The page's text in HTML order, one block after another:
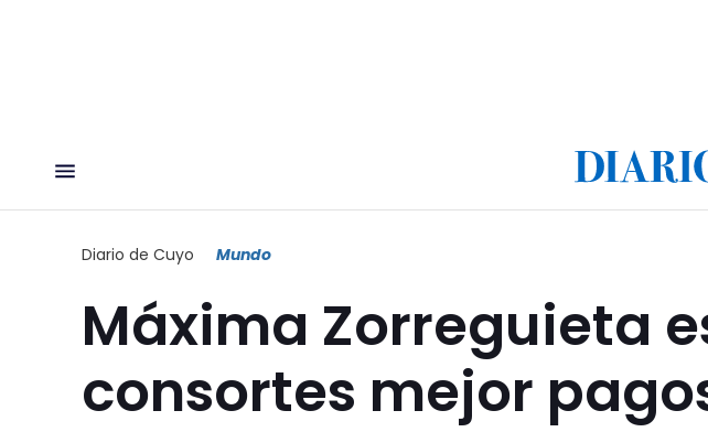
Diario de Cuyo Mundo
Máxima Zorreguieta
consortes mejor